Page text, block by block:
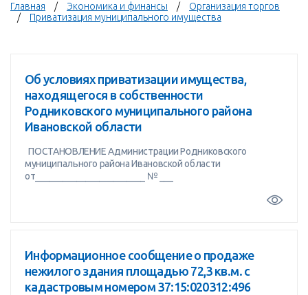
Главная Экономика и финансы
Организация торгов
Приватизация муниципального имущества
Об условиях приватизации имущества,
находящегося в собственности
Родниковского муниципального района
Ивановской области
ПОСТАНОВЛЕНИЕ Администрации Родниковского
муниципального района Ивановской области
от________________________ № ___
Информационное сообщение о продаже
нежилого здания площадью 72,3 кв.м. с
кадастровым номером 37:15:020312:496